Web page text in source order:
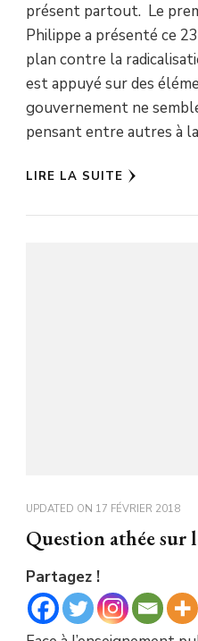
présent partout. Le
Philippe a présenté ce
plan contre la
est appuyé sur des
gouvernement ne
pensant entre autres à
LIRE LA SUITE
UPDATED ON 17 FÉVRIER 2018
Question athée sur
Partagez !